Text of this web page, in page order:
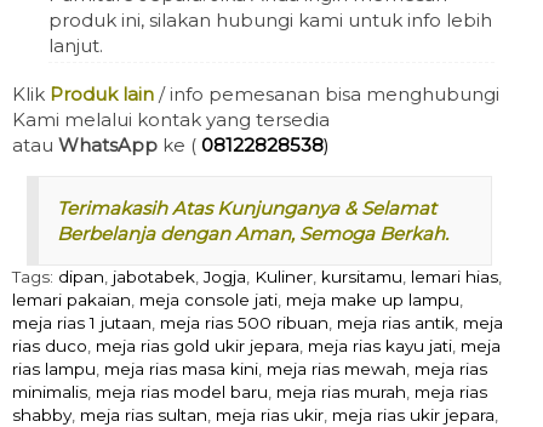
produk ini, silakan hubungi kami untuk info lebih
lanjut.
Klik Produk lain / info pemesanan bisa menghubungi
Kami melalui kontak yang tersedia
atau WhatsApp ke ( 08122828538)
Terimakasih Atas Kunjunganya & Selamat
Berbelanja dengan Aman, Semoga Berkah.
Tags: dipan jabotabek ,Jogja Kuliner kursitamu lemari hias
lemari pakaian meja console jati meja make up lampu
meja rias 1 jutaan meja rias 500 ribuan meja rias antik meja
rias duco meja rias gold ukir jepara meja rias kayu jati meja
rias lampu meja rias masa kini meja rias mewah meja rias
minimalis meja rias model baru meja rias murah meja rias
shabby, meja rias sultan meja rias ukir meja rias ukir jepara